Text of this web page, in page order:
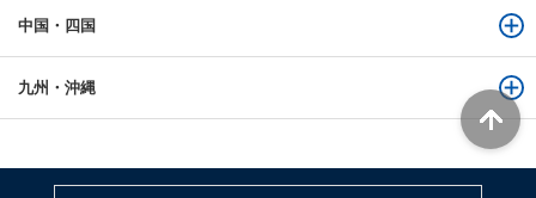
中国・四国
九州・沖縄